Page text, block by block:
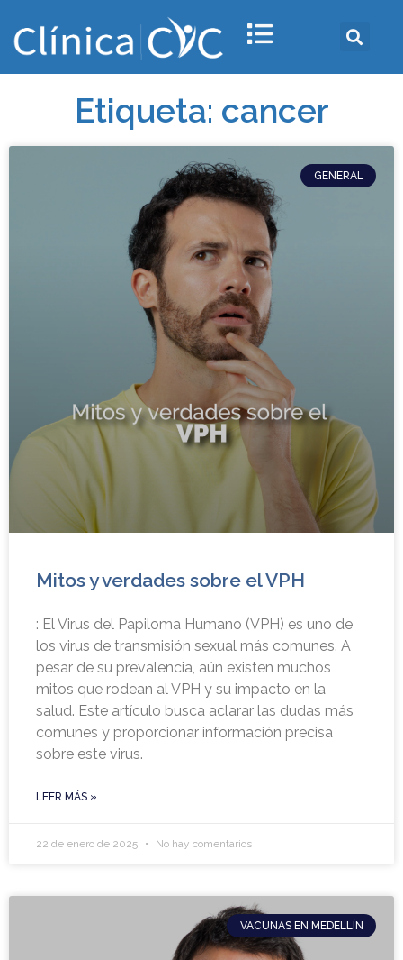
Etiqueta: cancer
GENERAL
Mitos y verdades sobre el VPH
: El Virus del Papiloma Humano (VPH) es uno de
los virus de transmisión sexual más comunes. A
pesar de su prevalencia, aún existen muchos
mitos que rodean al VPH y su impacto en la
salud. Este artículo busca aclarar las dudas más
comunes y proporcionar información precisa
sobre este virus.
LEER MÁS »
22 de enero de 2025 No hay comentarios
VACUNAS EN MEDELLÍN